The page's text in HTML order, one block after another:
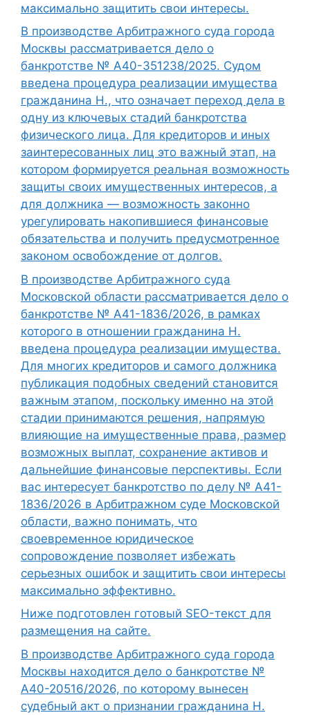
максимально защитить свои интересы.
В производстве Арбитражного суда города
Москвы рассматривается дело о
банкротстве № А40-351238/2025. Судом
введена процедура реализации имущества
гражданина Н., что означает переход дела в
одну из ключевых стадий банкротства
физического лица. Для кредиторов и иных
заинтересованных лиц это важный этап, на
котором формируется реальная возможность
защиты своих имущественных интересов, а
для должника — возможность законно
урегулировать накопившиеся финансовые
обязательства и получить предусмотренное
законом освобождение от долгов.
В производстве Арбитражного суда
Московской области рассматривается дело о
банкротстве № А41-1836/2026, в рамках
которого в отношении гражданина Н.
введена процедура реализации имущества.
Для многих кредиторов и самого должника
публикация подобных сведений становится
важным этапом, поскольку именно на этой
стадии принимаются решения, напрямую
влияющие на имущественные права, размер
возможных выплат, сохранение активов и
дальнейшие финансовые перспективы. Если
вас интересует банкротство по делу № А41-
1836/2026 в Арбитражном суде Московской
области, важно понимать, что
своевременное юридическое
сопровождение позволяет избежать
серьезных ошибок и защитить свои интересы
максимально эффективно.
Ниже подготовлен готовый SEO-текст для
размещения на сайте.
В производстве Арбитражного суда города
Москвы находится дело о банкротстве №
А40-20516/2026, по которому вынесен
судебный акт о признании гражданина Н.